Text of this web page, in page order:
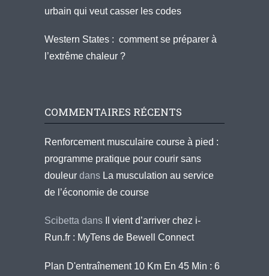
urbain qui veut casser les codes
Western States : comment se préparer à
l’extrême chaleur ?
COMMENTAIRES RÉCENTS
Renforcement musculaire course à pied :
programme pratique pour courir sans
douleur dans La musculation au service
de l’économie de course
Scibetta dans
Il vient d’arriver chez i-
Run.fr : MyTens de Bewell Connect
Plan D'entraînement 10 Km En 45 Min : 6